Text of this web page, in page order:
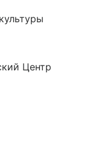
Центр